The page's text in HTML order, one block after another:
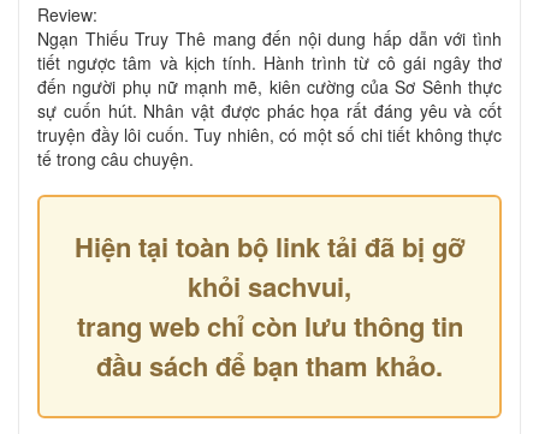
Review:
Ngạn Thiếu Truy Thê mang đến nội dung hấp dẫn với tình
tiết ngược tâm và kịch tính. Hành trình từ cô gái ngây thơ
đến người phụ nữ mạnh mẽ, kiên cường của Sơ Sênh thực
sự cuốn hút. Nhân vật được phác họa rất đáng yêu và cốt
truyện đầy lôi cuốn. Tuy nhiên, có một số chi tiết không thực
tế trong câu chuyện.
Hiện tại toàn bộ link tải đã bị gỡ
khỏi sachvui,
trang web chỉ còn lưu thông tin
đầu sách để bạn tham khảo.